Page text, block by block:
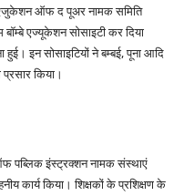
एजुकेशन ऑफ द पूअर नामक समिति
एज्यूकेशन सोसाइटी कर दिया
हुई। इन सोसाइटियों ने बम्बई, पूना आदि
किया।
पब्लिक इंस्ट्रक्शन नामक संस्थाएं
कार्य किया। शिक्षकों के प्रशिक्षण के